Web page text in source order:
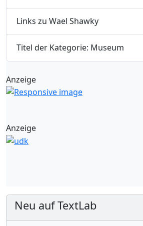
Links zu Wael Shawky
Titel der Kategorie: Museum
Anzeige
Anzeige
Neu auf TextLab